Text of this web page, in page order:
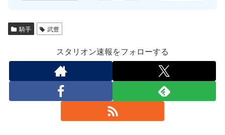
騎手 武豊
スタリオン速報をフォローする